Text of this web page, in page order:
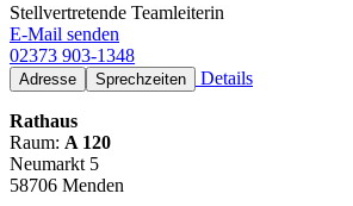
Stellvertretende Teamleiterin
E-Mail senden
02373 903-1348
Adresse Sprechzeiten Details
Rathaus
Raum: A 120
Neumarkt 5
58706 Menden